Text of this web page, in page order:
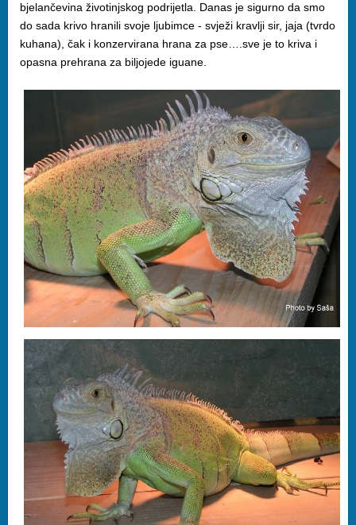
bjelančevina životinjskog podrijetla. Danas je sigurno da smo
do sada krivo hranili svoje ljubimce - svježi kravlji sir, jaja (tvrdo
kuhana), čak i konzervirana hrana za pse….sve je to kriva i
opasna prehrana za biljojede iguane.